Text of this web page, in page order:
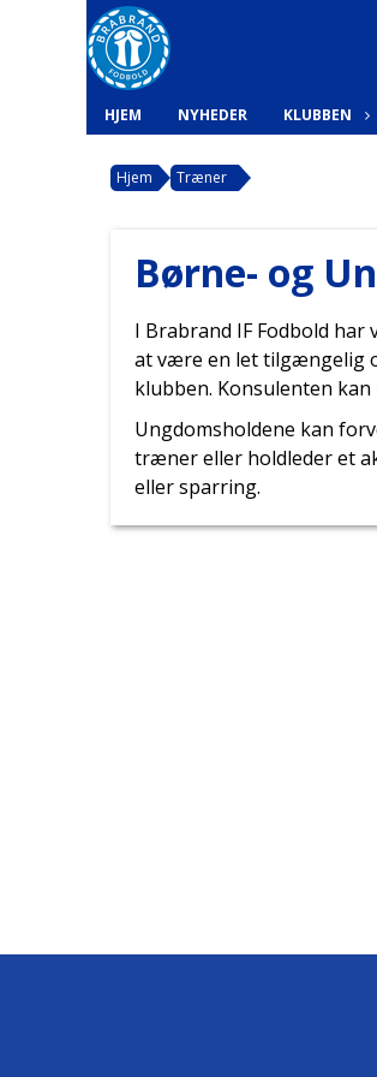
HJEM NYHEDER KLUBBEN
Hjem Træner
Børne- og
I Brabrand IF Fodbold
at være en let tilgængelig
klubben. Konsulenten
Ungdomsholdene kan
træner eller holdleder et
eller sparring.